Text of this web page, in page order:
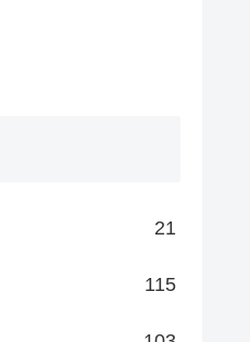
21
115